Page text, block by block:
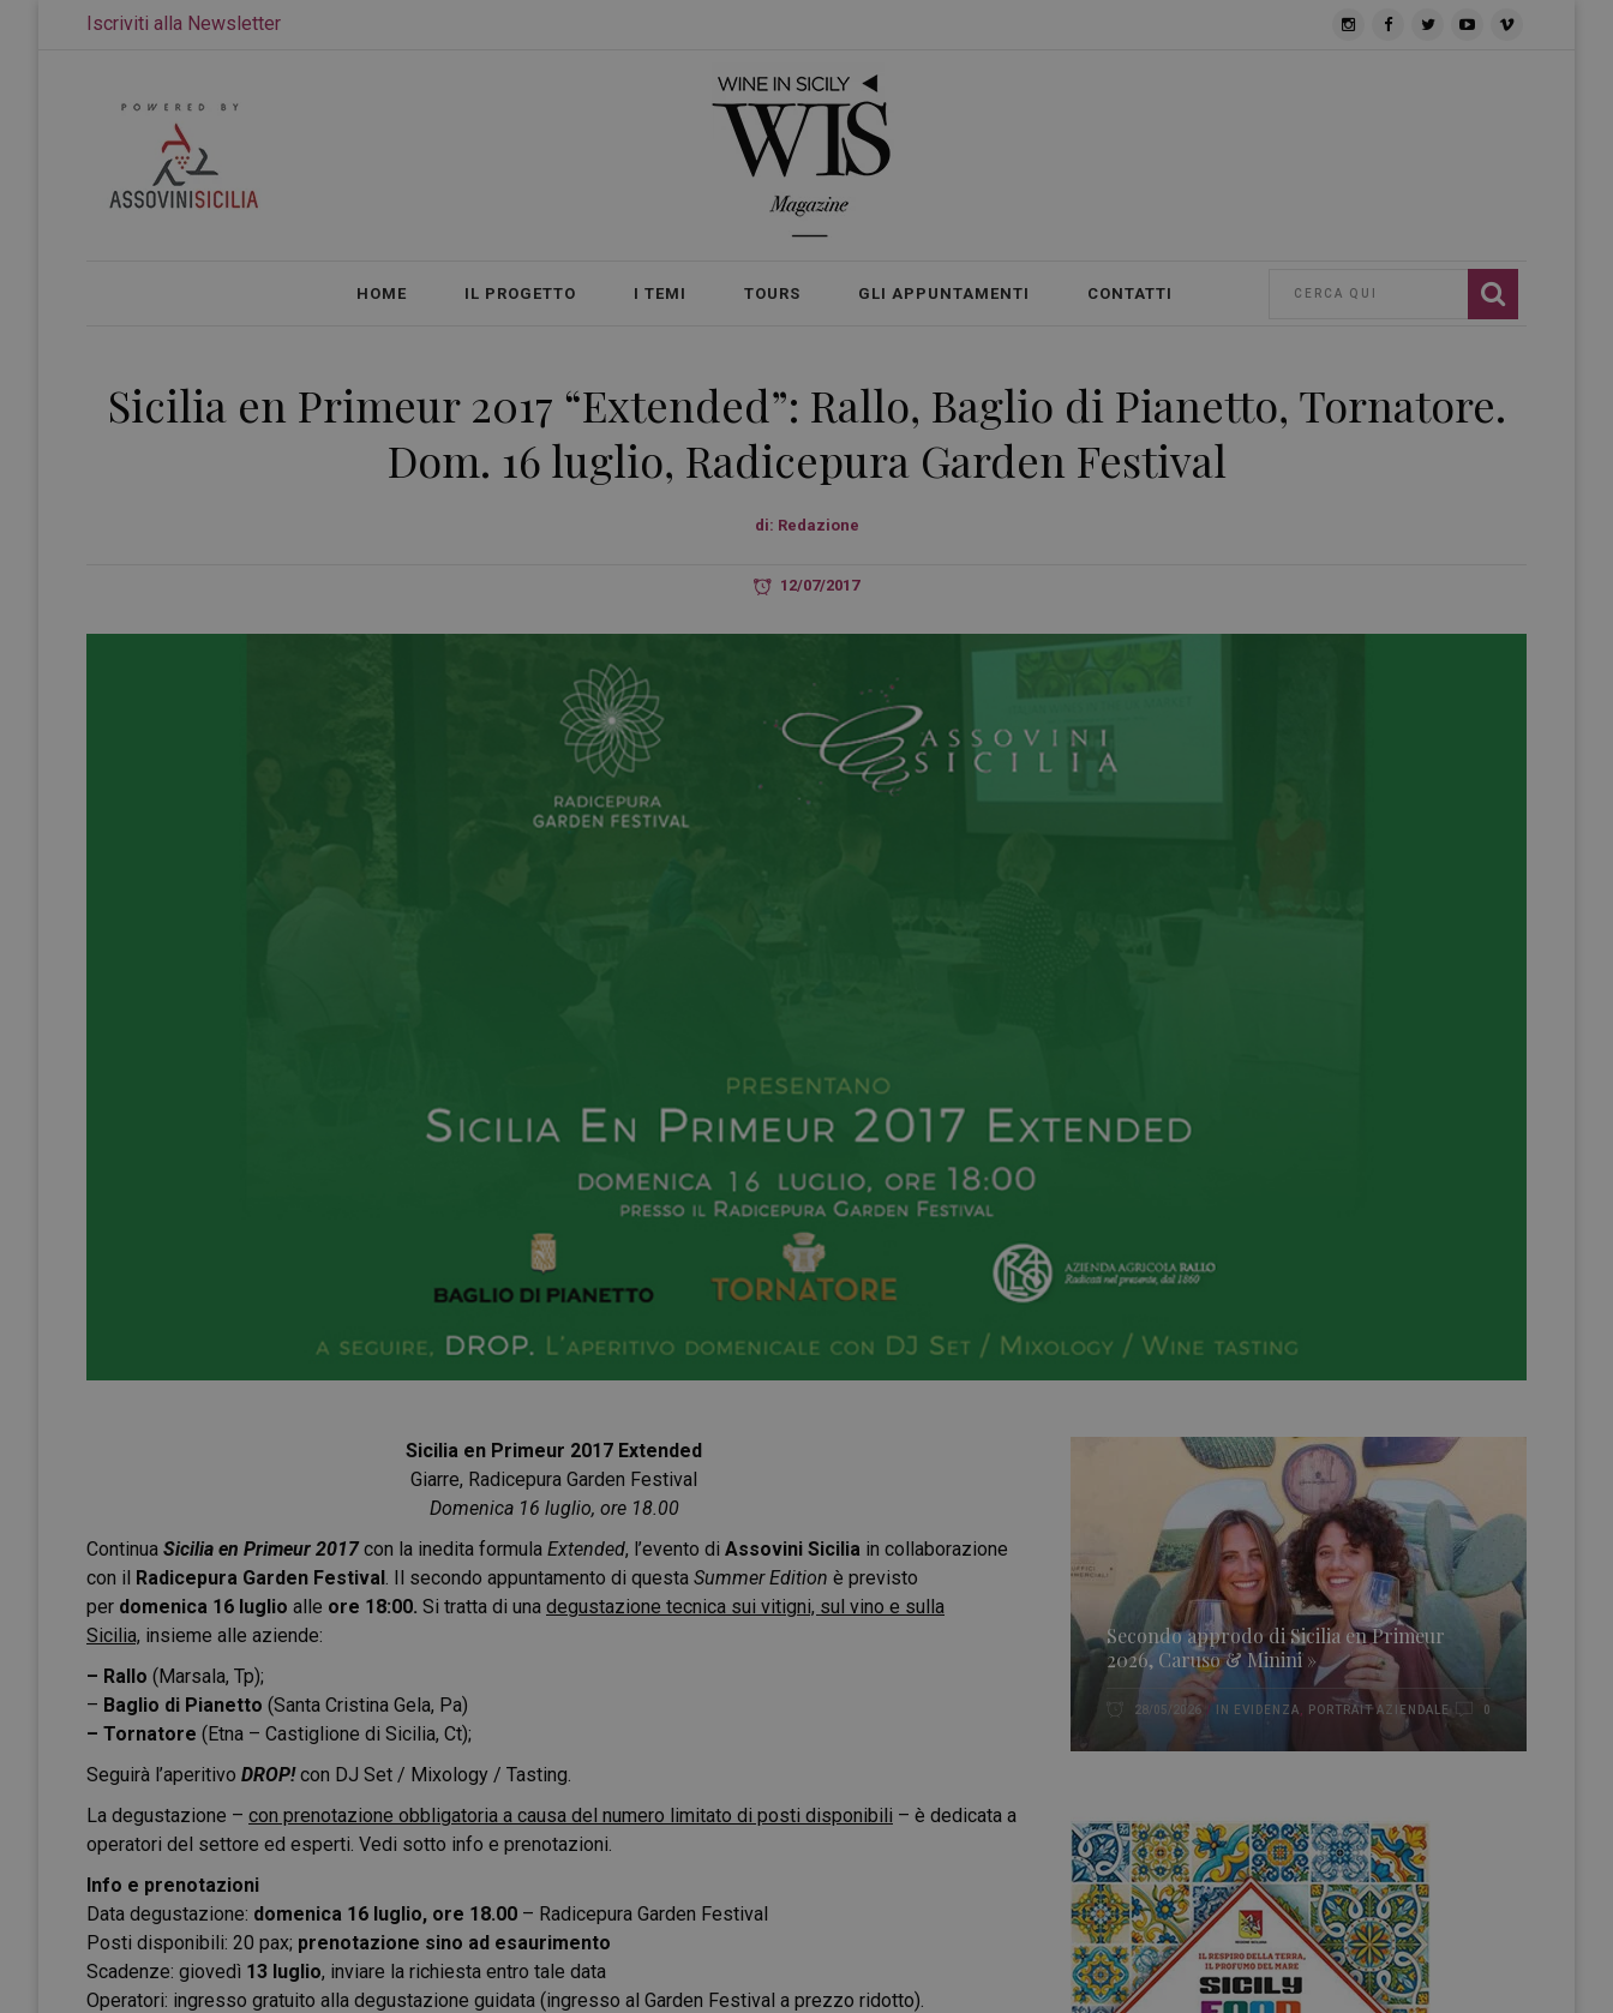
Iscriviti alla Newsletter
HOME IL PROGETTO I TEMI TOURS GLI APPUNTAMENTI CONTATTI
Sicilia en Primeur 2017 “Extended”: Rallo, Baglio di Pianetto, Tornatore.
Dom. 16 luglio, Radicepura Garden Festival
di: Redazione
12/07/2017
Sicilia en Primeur 2017 Extended
Giarre, Radicepura Garden Festival
Domenica 16 luglio, ore 18.00
Continua Sicilia en Primeur 2017con la inedita formula Extended, l’evento di Assovini Sicilia in collaborazione
con il Radicepura Garden Festival. Il secondo appuntamento di questa Summer Edition è previsto
per domenica 16 luglio alle ore 18:00. Si tratta di una degustazione tecnica sui vitigni, sul vino e sulla
Sicilia, insieme alle aziende:
– Rallo (Marsala, Tp);
– Baglio di Pianetto (Santa Cristina Gela, Pa)
– Tornatore (Etna – Castiglione di Sicilia, Ct);
Seguirà l’aperitivo DROP!con DJ Set / Mixology / Tasting.
La degustazione – con prenotazione obbligatoria a causa del numero limitato di posti disponibili – è dedicata a
operatori del settore ed esperti. Vedi sotto info e prenotazioni.
Info e prenotazioni
Data degustazione: domenica 16 luglio, ore 18.00 – Radicepura Garden Festival
Posti disponibili: 20 pax; prenotazione sino ad esaurimento
Scadenze: giovedì 13 luglio, inviare la richiesta entro tale data
Operatori: ingresso gratuito alla degustazione guidata (ingresso al Garden Festival a prezzo ridotto).
Secondo approdo di Sicilia en Primeur
2026, Caruso & Minini »
28/05/2026 IN EVIDENZA PORTRAIT AZIENDALE 0